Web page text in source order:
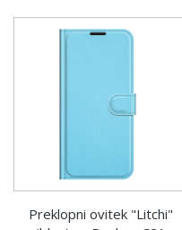
Preklopni ovitek "Litchi"